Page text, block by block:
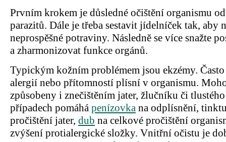
Prvním krokem je důsledné očištění organismu
parazitů. Dále je třeba sestavit jídelníček tak, aby
neprospěšné potraviny. Následně se více snažte
a zharmonizovat funkce orgánů.
Typickým kožním problémem jsou ekzémy.
alergií nebo přítomností plísní v organismu.
způsobeny i znečištěním jater, žlučníku či
případech pomáhá penízovka na odplísnění,
pročištění jater, dub na celkové pročištění
zvýšení protialergické složky. Vnitřní očistu je